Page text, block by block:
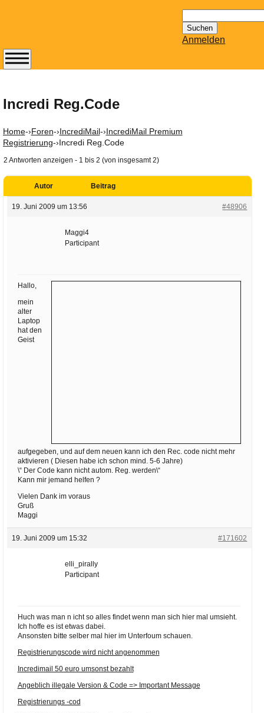
nach:
Anmelden
Incredi Reg.Code
Home-›Foren-›IncrediMail-›IncrediMail Premium
Registrierung-›Incredi Reg.Code
2 Antworten anzeigen - 1 bis 2 (von insgesamt 2)
Autor Beitrag
19. Juni 2009 um 13:56 #48906
Maggi4
Participant
Hallo,
mein
alter
Laptop
hat den
Geist
aufgegeben, und auf dem neuen kann ich den Rec. code nicht mehr
aktivieren ( Diesen habe ich schon mind. 5-6 Jahre)
\“ Der Code kann nicht autom. Reg. werden\“
Kann mir jemand helfen ?
Vielen Dank im voraus
Gruß
Maggi
19. Juni 2009 um 15:32 #171602
elli_pirally
Participant
Huch was man n icht so alles findet wenn man sich hier mal umsieht.
Ich hoffe es ist etwas dabei.
Ansonsten bitte selber mal hier im Unterfoum schauen.
Registrierungscode wird nicht angenommen
Incredimail 50 euro umsonst bezahlt
Angeblich illegale Version & Code => Important Message
Registrierungs -cod
Abonnieren Sie den
erscheinenden
Newsletter von
Mailhilfe.de
kostenlos.
Der ständig aktuelle
Email für Sie
bereithält!
Wie z.B. Outlook,
oder auch
KuNoMail, usw.
Adresse:
E-Mail
E-Mail bestätigen